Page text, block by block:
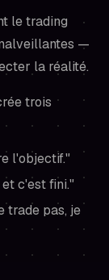
le trading
—
la réalité.
trois
l'objectif."
c'est fini."
trade pas, je